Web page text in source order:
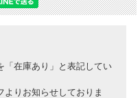
「在庫あり」と表記してい
よりお知らせしておりま